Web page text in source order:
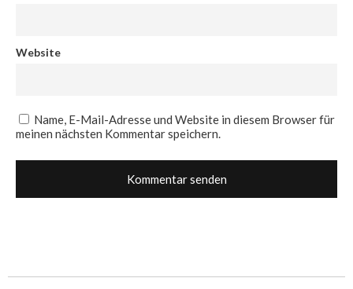
Website
Name, E-Mail-Adresse und Website in diesem Browser für
meinen nächsten Kommentar speichern.